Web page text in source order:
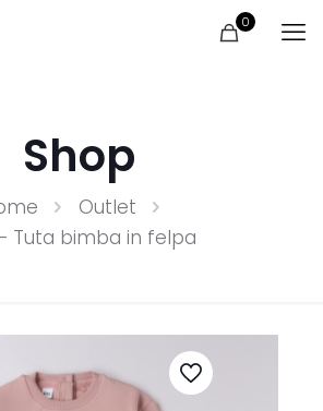
0
Shop
Outlet
Tuta bimba in felpa